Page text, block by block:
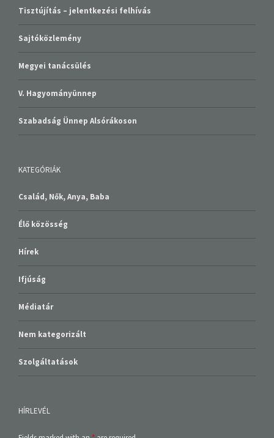
Tisztújítás – jelentkezési felhívás
Sajtóközlemény
Megyei tanácsülés
V. Hagyományünnep
Szabadság Ünnep Alsórákoson
KATEGÓRIÁK
Család, Nők, Anya, Baba
Élő közösség
Hírek
Ifjúság
Médiatár
Nem kategorizált
Szolgáltatások
HÍRLEVÉL